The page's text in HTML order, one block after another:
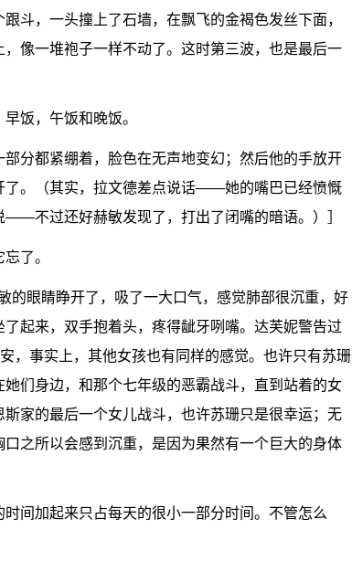
斗，一头撞上了石墙，在飘飞的金褐色发丝下面，
像一堆袍子一样不动了。这时第三波，也是最后一
饭，午饭和晚饭。
分都紧绷着，脸色在无声地变幻；然后他的手放开
了。（其实，拉文德差点说话——她的嘴巴已经愤慨
不过还好赫敏发现了，打出了闭嘴的暗语。）］
了。
的眼睛睁开了，吸了一大口气，感觉肺部很沉重，好
起来，双手抱着头，疼得龇牙咧嘴。达芙妮警告过
，事实上，其他女孩也有同样的感觉。也许只有苏珊
们身边，和那个七年级的恶霸战斗，直到站着的女
家的最后一个女儿战斗，也许苏珊只是很幸运；无
之所以会感到沉重，是因为果然有一个巨大的身体
间加起来只占每天的很小一部分时间。不管怎么